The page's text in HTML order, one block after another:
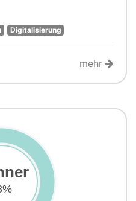
Digitalisierung
mehr